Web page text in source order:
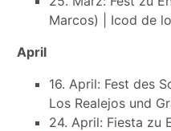
Marcos) | Icod de
April
16. April: Fest des
Los Realejos und
24. April: Fiesta zu